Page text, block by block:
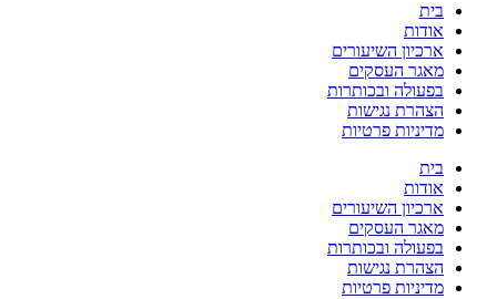
בית
אודות
ארכיון השיעורים
מאגר העסקים
בפעולה ובכותרות
הצהרת נגישות
מדיניות פרטיות
בית
אודות
ארכיון השיעורים
מאגר העסקים
בפעולה ובכותרות
הצהרת נגישות
מדיניות פרטיות